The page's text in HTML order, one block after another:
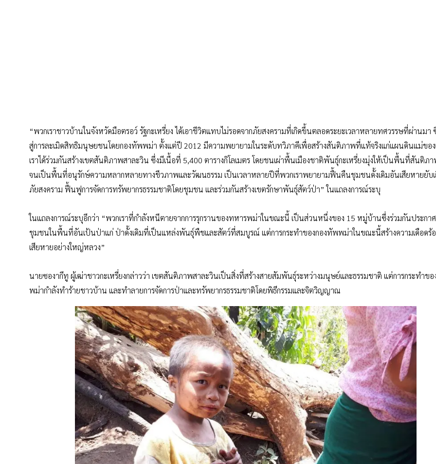
“พวกเราชาวบ้านในจังหวัดมือตรอว์ รัฐกะเหรี่ยง ได้เอาชีวิตแทบไม่รอดจากภัยสงครามที่เกิดขึ้นตลอดระยะเวลาหลายทศวรรษที่ผ่านมา
สู่การละเมิดสิทธิมนุษยชนโดยกองทัพพม่า ตั้งแต่ปี 2012 มีความพยายามในระดับทวิภาคีเพื่อสร้างสันติภาพที่แท้จริงแก่แผนดินแม่ของ
เราได้ร่วมกันสร้างเขตสันติภาพสาละวิน ซึ่งมีเนื้อที่ 5,400 ตารางกิโลเมตร โดยชนเผ่าพื้นเมืองชาติพันธุ์กะเหรี่ยงมุ่งให้เป็นพื้นที่สันติภ
จนเป็นพื้นที่อนุรักษ์ความหลากหลายทางชีวภาพและวัฒนธรรม เป็นเวลาหลายปีที่พวกเราพยายามฟื้นคืนชุมชนดั้งเดิมอันเสียหายยับ
ภัยสงคราม ฟื้นฟูการจัดการทรัพยากรธรรมชาติโดยชุมชน และร่วมกันสร้างเขตรักษาพันธุ์สัตว์ป่า” ในแถลงการณ์ระบุ
ในแถลงการณ์ระบุอีกว่า “พวกเราที่กำลังหนีตายจากการรุกรานของทหารพม่าในขณะนี้ เป็นส่วนหนึ่งของ 15 หมู่บ้านซึ่งร่วมกันประกา
ชุมชนในพื้นที่อันเป้นป่าแก่ ป่าดั้งเดิมที่เป็นแหล่งพันธุ์พืชและสัตว์ที่สมบูรณ์ แต่การกระทำของกองทัพพม่าในขณะนี้สร้างความเดือดร้
เสียหายอย่างใหญ่หลวง”
นายซองากีทู ผู้เฒ่าชาวกะเหรี่ยงกล่าวว่า เขตสันติภาพสาละวินเป็นสิ่งที่สร้างสายสัมพันธุ์ระหว่างมนุษย์และธรรมชาติ แต่การกระทำข
พม่ากำลังทำร้ายชาวบ้าน และทำลายการจัดการป่าและทรัพยากรธรรมชาติโดยพิธีกรรมและจิตวิญญาณ